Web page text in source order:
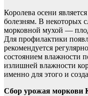
Королева осени
болезням. В некоторых
морковной мухой —
Для профилактики
рекомендуется
состоянием влажности
излишней влажности
именно для этого и
Сбор урожая моркови